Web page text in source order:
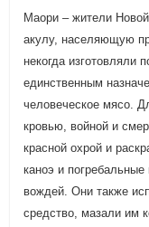
Маори – жители
акулу, населяющую
некогда изготовляли
единственным
человеческое мясо.
кровью, войной и
красной охрой и
каноэ и
вождей. Они также
средство, мазали им